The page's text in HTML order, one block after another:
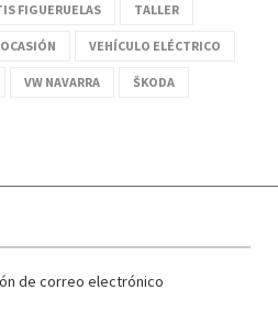
FIGUERUELAS TALLER
VEHÍCULO ELÉCTRICO
VW NAVARRA ŠKODA
de correo electrónico